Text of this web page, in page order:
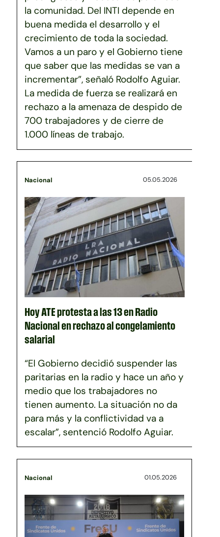
la comunidad. Del INTI depende en
buena medida el desarrollo y el
crecimiento de toda la sociedad.
Vamos a un paro y el Gobierno tiene
que saber que las medidas se van a
incrementar”, señaló Rodolfo Aguiar.
La medida de fuerza se realizará en
rechazo a la amenaza de despido de
700 trabajadores y de cierre de
1.000 líneas de trabajo.
Nacional 05.05.2026
Hoy ATE protesta a las 13 en Radio
Nacional en rechazo al congelamiento
salarial
“El Gobierno decidió suspender las
paritarias en la radio y hace un año y
medio que los trabajadores no
tienen aumento. La situación no da
para más y la conflictividad va a
escalar”, sentenció Rodolfo Aguiar.
Nacional 01.05.2026